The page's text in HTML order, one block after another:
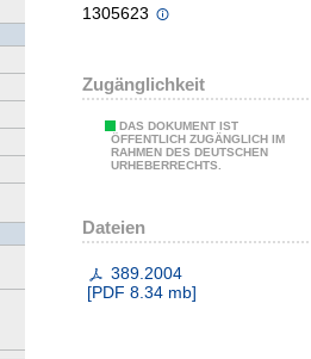
1305623
Zugänglichkeit
DAS DOKUMENT IST
ÖFFENTLICH ZUGÄNGLICH IM
RAHMEN DES DEUTSCHEN
URHEBERRECHTS.
Dateien
389.2004
[PDF 8.34 mb]